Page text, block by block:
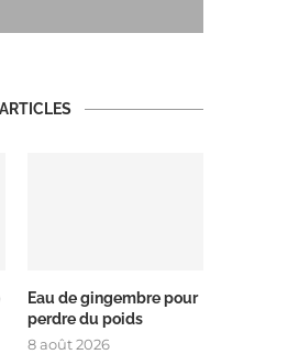
Eau de gingembre pour
perdre du poids
8 août 2026